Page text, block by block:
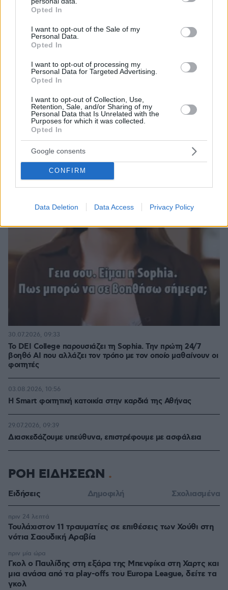
grant or deny consent to Google and its third-party tags to
use your data for below specified purposes in below Google
consent section.
Opted In
I want to opt-out of the Sale of my
Personal Data.
Opted In
I want to opt-out of processing my
Personal Data for Targeted Advertising.
Opted In
I want to opt-out of Collection, Use,
Retention, Sale, and/or Sharing of my
Personal Data that Is Unrelated with the
Purposes for which it was collected.
Opted In
Google consents
CONFIRM
Data Deletion Data Access Privacy Policy
Θοδωρής Μαραντίνης και Σίσσυ Χρηστίδου στο δικαστήριο
για τη συνεπιμέλεια των παιδιών τους
31.03.2025, 12:41
Thema Insights
Το DEI College παρουσιάζει τη Sophia. Την πρώτη 24/7
βοηθό AI που αλλάζει τον τρόπο με τον οποίο μαθαίνουν οι
φοιτητές
30.07.2026, 09:33
Η Smart φοιτητική κατοικία στην καρδιά της Αθήνας
03.08.2026, 10:56
Διασκεδάζουμε υπεύθυνα, επιστρέφουμε με ασφάλεια
29.07.2026, 09:39
ΡΟΗ ΕΙΔΗΣΕΩΝ
Ειδήσεις Δημοφιλή Σχολιασμένα
Τουλάχιστον 11 τραυματίες σε επιθέσεις των Χούθι στη
νότια Σαουδική Αραβία
πριν 24 λεπτά
Γκολ ο Παυλίδης στη εξάρα της Μπενφίκα στη Χαρτς και
μια ανάσα από τα play-offs του Europa League, δείτε τα
γκολ
πριν μία ώρα